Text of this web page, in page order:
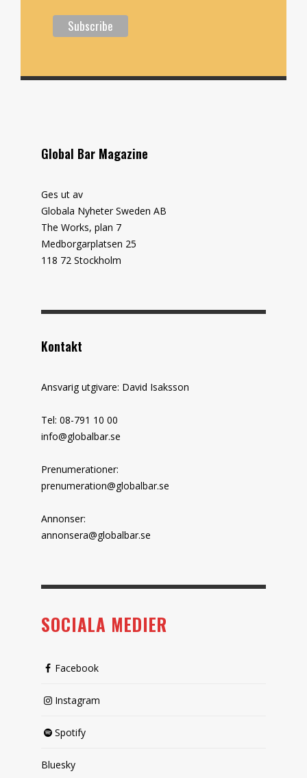
Global Bar Magazine
Ges ut av
Globala Nyheter Sweden AB
The Works, plan 7
Medborgarplatsen 25
118 72 Stockholm
Kontakt
Ansvarig utgivare: David Isaksson
Tel: 08-791 10 00
info@globalbar.se
Prenumerationer:
prenumeration@globalbar.se
Annonser:
annonsera@globalbar.se
SOCIALA MEDIER
Facebook
Instagram
Spotify
Bluesky